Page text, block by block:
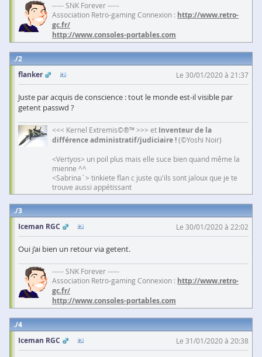
----- SNK Forever -----
Association Retro-gaming Connexion : http://www.retro-
gc.fr/
http://www.consoles-portables.com
2
flanker
Le 30/01/2020 à 21:37
Juste par acquis de conscience : tout le monde est-il visible par
getent passwd ?
<<< Kernel Extremis©®™ >>> et Inventeur de la
différence administratif/judiciaire !(©Yoshi Noir)
<Vertyos> un poil plus mais elle suce bien quand même la
mienne ^^
<Sabrina`> tinkiete flan c juste qu'ils sont jaloux que je te
trouve aussi appétissant
3
Iceman RGC
Le 30/01/2020 à 22:02
Oui j’ai bien un retour via getent.
----- SNK Forever -----
Association Retro-gaming Connexion : http://www.retro-
gc.fr/
http://www.consoles-portables.com
4
Iceman RGC
Le 31/01/2020 à 20:38